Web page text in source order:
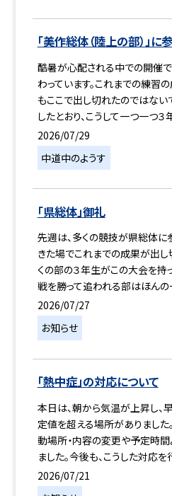
「美作総体（陸上の部）」に
酷暑が心配される中での開催
わっています。これまでの練習
もここで出し切れたのではない
したとおり、こうして一つ一つ
2026/07/29
中道中のようす
「県総体」御礼
先週は、多くの競技が県総体に
きた場でこれまでの成果が出し
くの部の３年生がこの大会を持
戦を勝って追われる部はほんの
2026/07/27
お知らせ
「熱中症」の対応について
本日は、朝から気温が上昇し
定値を超える場所がありました
動場所・内容の変更や予定時
ました。今後も、こうした対応
2026/07/21